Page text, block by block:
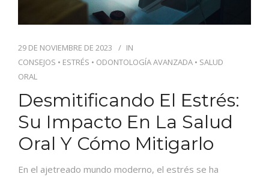
29 DE NOVIEMBRE DE 2023
IN
CONSEJOS • ESTRÉS • ODONTOLOGÍA AVANZADA • SALUD
ORAL
Desmitificando El Estrés:
Su Impacto En La Salud
Oral Y Cómo Mitigarlo
En el ajetreado mundo moderno, el estrés se ha